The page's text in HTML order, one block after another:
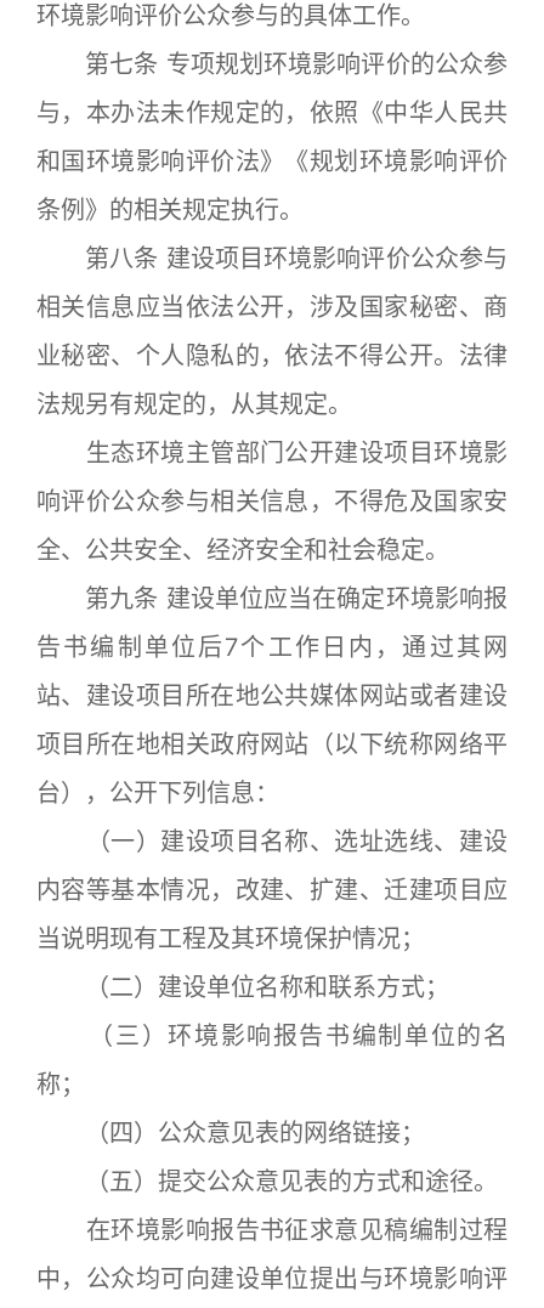
环境影响评价公众参与的具体工作。
第七条 专项规划环境影响评价的公众参
与，本办法未作规定的，依照《中华人民共
和国环境影响评价法》《规划环境影响评价
条例》的相关规定执行。
第八条 建设项目环境影响评价公众参与
相关信息应当依法公开，涉及国家秘密、商
业秘密、个人隐私的，依法不得公开。法律
法规另有规定的，从其规定。
生态环境主管部门公开建设项目环境影
响评价公众参与相关信息，不得危及国家安
全、公共安全、经济安全和社会稳定。
第九条 建设单位应当在确定环境影响报
告书编制单位后7个工作日内，通过其网
站、建设项目所在地公共媒体网站或者建设
项目所在地相关政府网站（以下统称网络平
台），公开下列信息：
（一）建设项目名称、选址选线、建设
内容等基本情况，改建、扩建、迁建项目应
当说明现有工程及其环境保护情况；
（二）建设单位名称和联系方式；
（三）环境影响报告书编制单位的名
称；
（四）公众意见表的网络链接；
（五）提交公众意见表的方式和途径。
在环境影响报告书征求意见稿编制过程
中，公众均可向建设单位提出与环境影响评